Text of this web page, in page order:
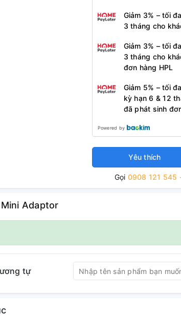
Giảm 3% – tối
3 tháng cho
Giảm 3% – tối
3 tháng cho
đơn hàng HPL
Giảm 5% – tối
kỳ hạn 6 & 12
đã phát sinh
Powered by
Yêu thích
Gọi 0908 121 545
Adaptor
tự